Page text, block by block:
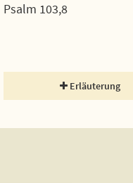
Psalm 103,8
Erläuterung